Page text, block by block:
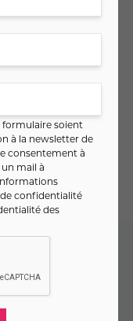
formulaire soient
à la newsletter de
consentement à
mail à
confidentialité
des